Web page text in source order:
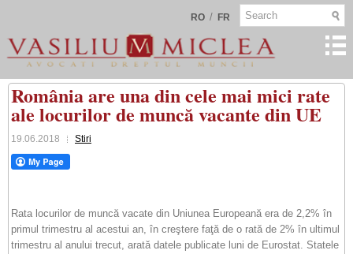
RO / FR
România are una din cele mai mici rate
ale locurilor de muncă vacante din UE
19.06.2018 Stiri
Rata locurilor de muncă vacate din Uniunea Europeană era de 2,2% în
primul trimestru al acestui an, în creştere faţă de o rată de 2% în ultimul
trimestru al anului trecut, arată datele publicate luni de Eurostat. Statele